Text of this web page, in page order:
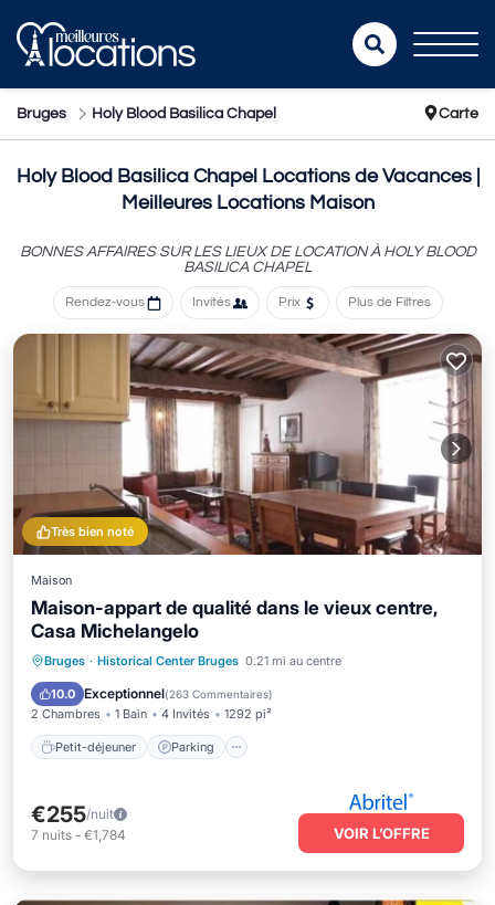
Bruges Holy Blood Basilica Chapel Carte
Holy Blood Basilica Chapel Locations de Vacances |
Meilleures Locations Maison
BONNES AFFAIRES SUR LES LIEUX DE LOCATION À HOLY BLOOD
BASILICA CHAPEL
Rendez-vous Invités Prix Plus de Filtres
Très bien noté
Maison
Maison-appart de qualité dans le vieux centre,
Casa Michelangelo
Bruges · Historical Center Bruges 0.21 mi au centre
10.0 Exceptionnel(263 Commentaires)
2 Chambres 1 Bain 4 Invités 1292 pi²
Petit-déjeuner Parking
Petit-déjeuner
Parking
Balcon/Terrasse
Cuisine
€255/nuit
7 nuits - €1,784 VOIR L’OFFRE